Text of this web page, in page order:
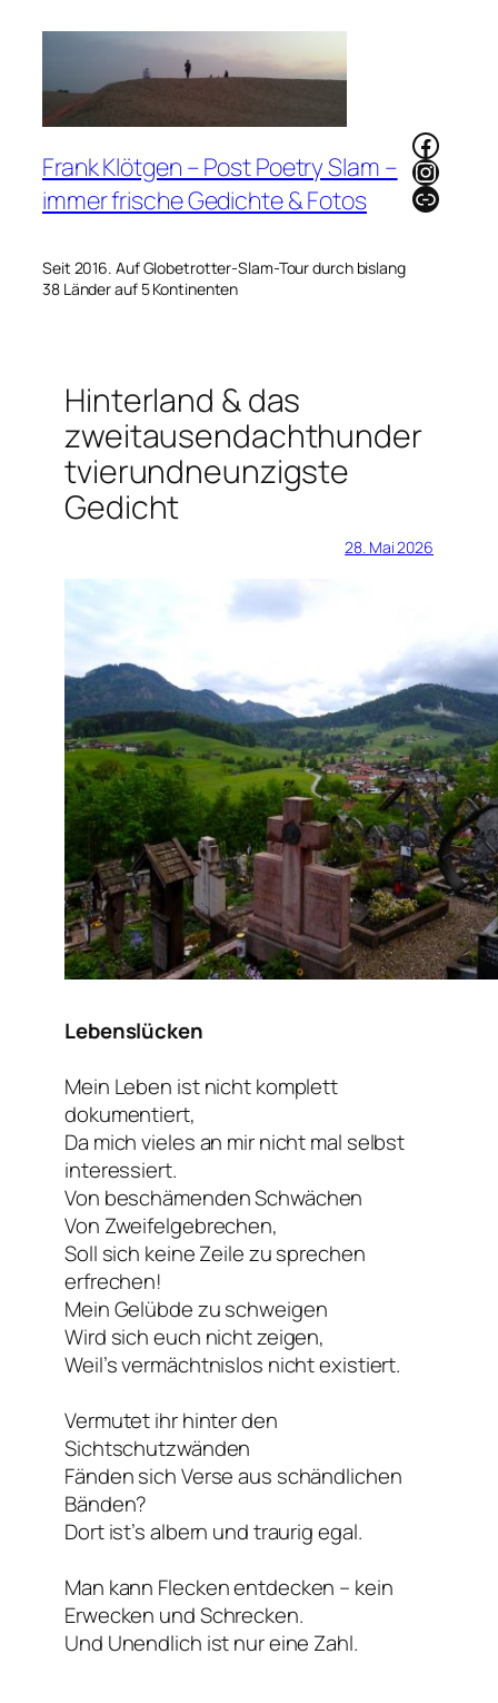
Frank Klötgen – Post Poetry Slam –
immer frische Gedichte & Fotos
Seit 2016. Auf Globetrotter-Slam-Tour durch bislang
38 Länder auf 5 Kontinenten
Link
Hinterland & das
zweitausendachthunder
tvierundneunzigste
Gedicht
28. Mai 2026
Lebenslücken
Mein Leben ist nicht komplett
dokumentiert,
Da mich vieles an mir nicht mal selbst
interessiert.
Von beschämenden Schwächen
Von Zweifelgebrechen,
Soll sich keine Zeile zu sprechen
erfrechen!
Mein Gelübde zu schweigen
Wird sich euch nicht zeigen,
Weil’s vermächtnislos nicht existiert.
Vermutet ihr hinter den
Sichtschutzwänden
Fänden sich Verse aus schändlichen
Bänden?
Dort ist’s albern und traurig egal.
Man kann Flecken entdecken – kein
Erwecken und Schrecken.
Und Unendlich ist nur eine Zahl.